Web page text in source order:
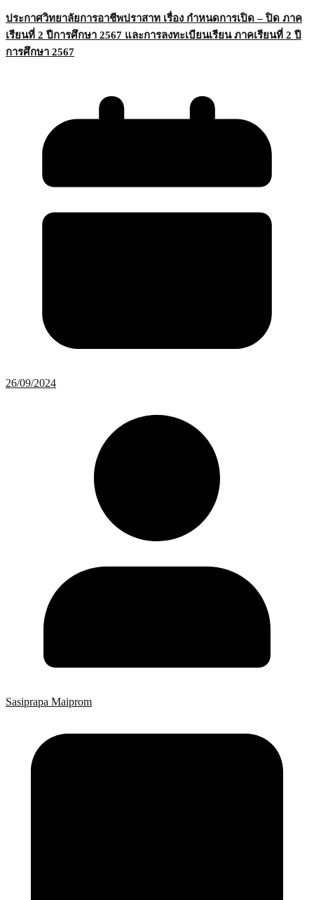
ประกาศวิทยาลัยการอาชีพปราสาท เรื่อง กำหนดการเปิด – ปิด ภาค
เรียนที่ 2 ปีการศึกษา 2567 และการลงทะเบียนเรียน ภาคเรียนที่ 2 ปี
การศึกษา 2567
26/09/2024
Sasiprapa Maiprom